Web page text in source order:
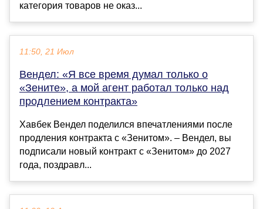
категория товаров не оказ...
11:50, 21 Июл
Вендел: «Я все время думал только о
«Зените», а мой агент работал только над
продлением контракта»
Хавбек Вендел поделился впечатлениями после
продления контракта с «Зенитом». – Вендел, вы
подписали новый контракт с «Зенитом» до 2027
года, поздравл...